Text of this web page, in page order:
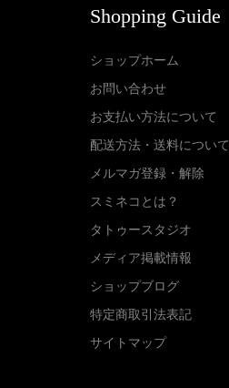
Shopping Guide
ショップホーム
お問い合わせ
お支払い方法について
配送方法・送料について
メルマガ登録・解除
スミネコとは？
タトゥースタジオ
メディア掲載情報
ショップブログ
特定商取引法表記
サイトマップ